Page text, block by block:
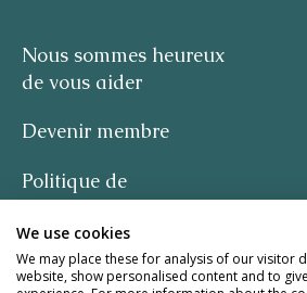
Nous sommes heureux
de vous aider
Devenir membre
Politique de
-
We use cookies
We may place these for analysis of our visitor
website, show personalised content and to